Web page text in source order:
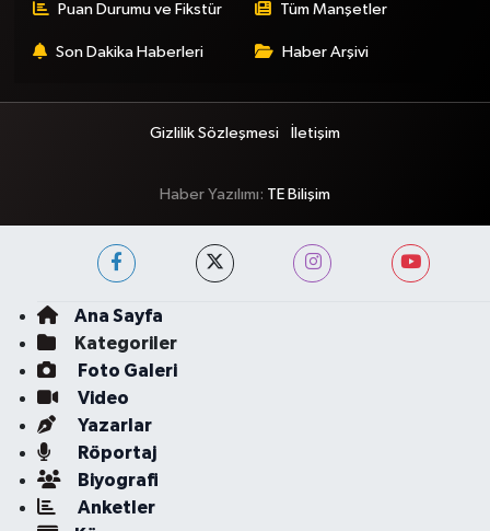
Puan Durumu ve Fikstür Tüm Manşetler
Son Dakika Haberleri Haber Arşivi
Gizlilik Sözleşmesi İletişim
Haber Yazılımı: TE Bilişim
Ana Sayfa
Kategoriler
Foto Galeri
Video
Yazarlar
Röportaj
Biyografi
Anketler